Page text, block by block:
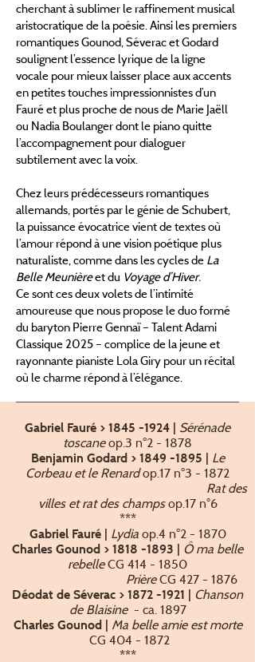
cherchant à sublimer le raffinement musical
aristocratique de la poésie. Ainsi les premiers
romantiques Gounod, Séverac et Godard
soulignent l’essence lyrique de la ligne
vocale pour mieux laisser place aux accents
en petites touches impressionnistes d’un
Fauré et plus proche de nous de Marie Jaëll
ou Nadia Boulanger dont le piano quitte
l’accompagnement pour dialoguer
subtilement avec la voix.
Chez leurs prédécesseurs romantiques
allemands, portés par le génie de Schubert,
la puissance évocatrice vient de textes où
l’amour répond à une vision poétique plus
naturaliste, comme dans les cycles de La
Belle Meunièreet du Voyage d’Hiver.
Ce sont ces deux volets de l’intimité
amoureuse que nous propose le duo formé
du baryton Pierre Gennaï – Talent Adami
Classique 2025 – complice de la jeune et
rayonnante pianiste Lola Giry pour un récital
où le charme répond à l’élégance.
Gabriel Fauré > 1845 -1924 | Sérénade
toscaneop.3 n°2 - 1878
Benjamin Godard > 1849 -1895 | Le
Corbeau et le Renardop.17 n°3 - 1872
Rat des
villes et rat des champsop.17 n°6
***
Gabriel Fauré | Lydiaop.4 n°2 - 1870
Charles Gounod > 1818 -1893 | Ô ma belle
rebelleCG 414 - 1850
PrièreCG 427 - 1876
Déodat de Séverac > 1872 -1921 | Chanson
de Blaisine - ca. 1897
Charles Gounod | Ma belle amie est morte
CG 404 - 1872
***